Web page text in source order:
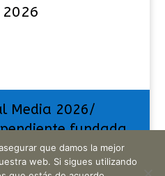
Media 2026/
fundada
"La pasión por
sacrificios,
que damos la mejor
web. Si sigues utilizando